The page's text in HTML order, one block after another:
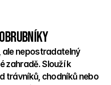
ale nepostradatelný
zahradě. Slouží k
trávníků, chodníků nebo